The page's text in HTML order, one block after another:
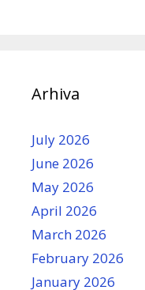
Arhiva
July 2026
June 2026
May 2026
April 2026
March 2026
February 2026
January 2026